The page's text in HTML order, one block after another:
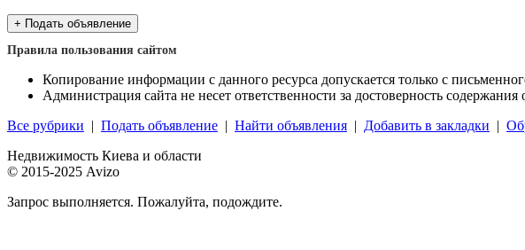
Правила пользования сайтом
Копирование информации с данного ресурса допускается только с
Администрация сайта не несет ответственности за достоверность
Все рубрики | Подать объявление | Найти объявления | Добавить в закладки |
Недвижимость Киева и области
© 2015-2025 Avizo
Запрос выполняется. Пожалуйта, подождите.